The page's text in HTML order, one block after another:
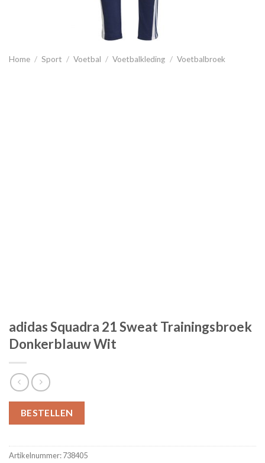
Home / Sport / Voetbal / Voetbalkleding / Voetbalbroek
adidas Squadra 21 Sweat Trainingsbroek
Donkerblauw Wit
BESTELLEN
Artikelnummer:738405